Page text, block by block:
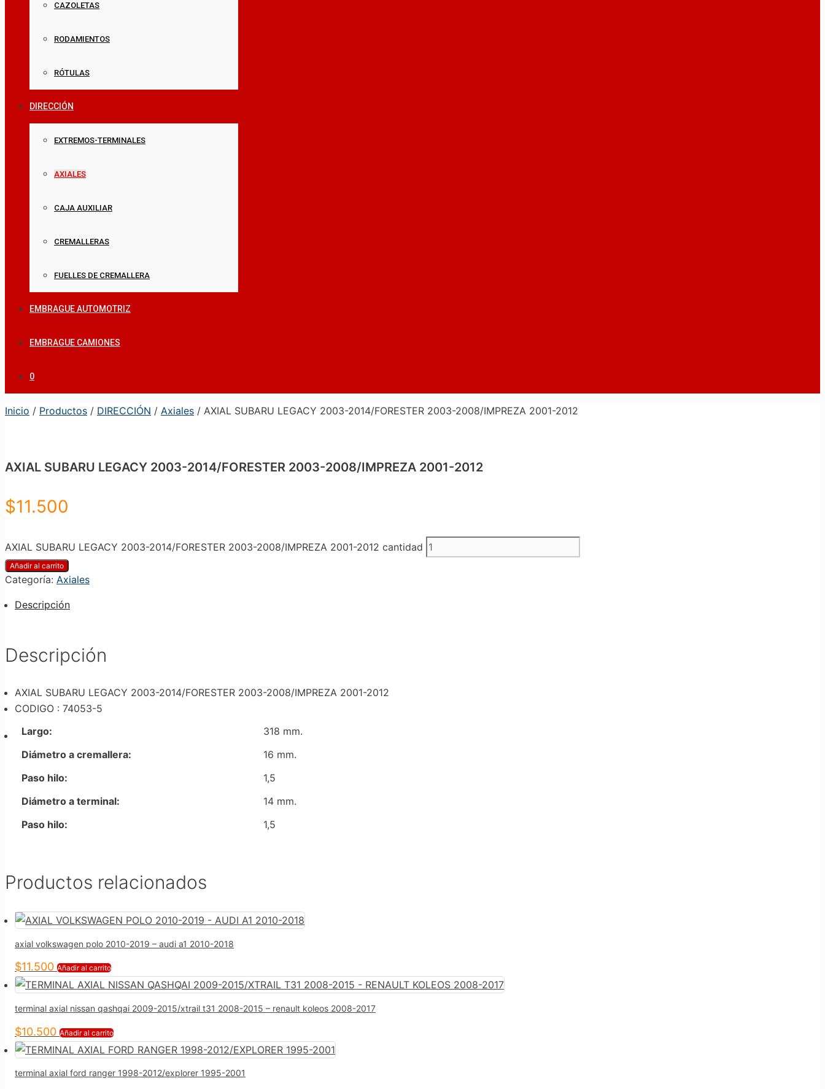
CAZOLETAS
RODAMIENTOS
RÓTULAS
DIRECCIÓN
EXTREMOS-TERMINALES
AXIALES
CAJA AUXILIAR
CREMALLERAS
FUELLES DE CREMALLERA
EMBRAGUE AUTOMOTRIZ
EMBRAGUE CAMIONES
0
Inicio / Productos / DIRECCIÓN / Axiales / AXIAL SUBARU LEGACY 2003-2014/FORESTER 2003-2008/IMPREZA 2001-2012
AXIAL SUBARU LEGACY 2003-2014/FORESTER 2003-2008/IMPREZA 2001-2012
$11.500
AXIAL SUBARU LEGACY 2003-2014/FORESTER 2003-2008/IMPREZA 2001-2012 cantidad
Añadir al carrito
Categoría: Axiales
Descripción
Descripción
AXIAL SUBARU LEGACY 2003-2014/FORESTER 2003-2008/IMPREZA 2001-2012
CODIGO : 74053-5
Largo:
318 mm.
Diámetro a cremallera:
16 mm.
Paso hilo:
1,5
Diámetro a terminal:
14 mm.
Paso hilo:
1,5
Productos relacionados
axial volkswagen polo 2010-2019 – audi a1 2010-2018
$11.500 Añadir al carrito
terminal axial nissan qashqai 2009-2015/xtrail t31 2008-2015 – renault koleos 2008-2017
$10.500 Añadir al carrito
terminal axial ford ranger 1998-2012/explorer 1995-2001